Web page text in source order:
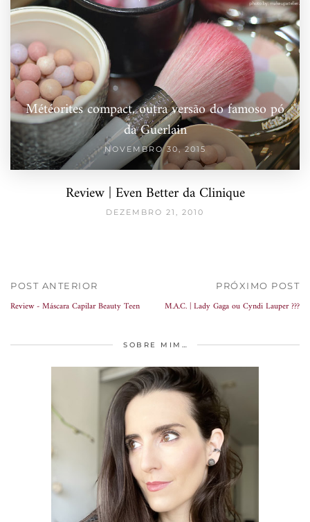
Météorites compact, outra versão do famoso pó
da Guerlain
NOVEMBRO 30, 2015
Review | Even Better da Clinique
DEZEMBRO 21, 2010
POST ANTERIOR
Review - Máscara Capilar Beauty Teen
PRÓXIMO POST
M.A.C. | Lady Gaga ou Cyndi Lauper ???
SOBRE MIM…